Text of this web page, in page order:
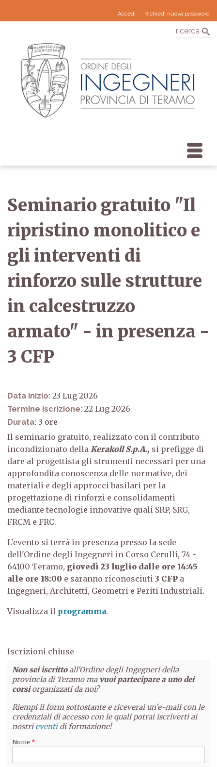
Accedi Richiedi nuova password
ricerca
Seminario gratuito "Il
ripristino monolitico e
gli interventi di
rinforzo sulle strutture
in calcestruzzo
armato" - in presenza -
3 CFP
Data inizio: 23 Lug 2026
Termine iscrizione: 22 Lug 2026
Durata: 3
Il seminario gratuito, realizzato con il contributo
incondizionato della Kerakoll S.p.A., si prefigge di
dare al progettista gli strumenti necessari per una
approfondita conoscenza delle normative, dei
materiali e degli approcci basilari per la
progettazione di rinforzi e consolidamenti
mediante tecnologie innovative quali SRP, SRG,
FRCM e FRC.
L'evento si terrà in presenza presso la sede
dell'Ordine degli Ingegneri in Corso Cerulli, 74 -
64100 Teramo, giovedì 23 luglio dalle ore 14:45
alle ore 18:00 e saranno riconosciuti 3 CFP a
Ingegneri, Architetti, Geometri e Periti Industriali.
Visualizza il programma.
Iscrizioni chiuse
Non sei iscrittoall'Ordine degli Ingegneri della
provincia di Teramo ma vuoi partecipare a uno dei
corsiorganizzati da noi?
Riempi il form sottostante e riceverai un'e-mail con le
credenziali di accesso con le quali potrai iscriverti ai
nostrieventidi formazione!
Nome *